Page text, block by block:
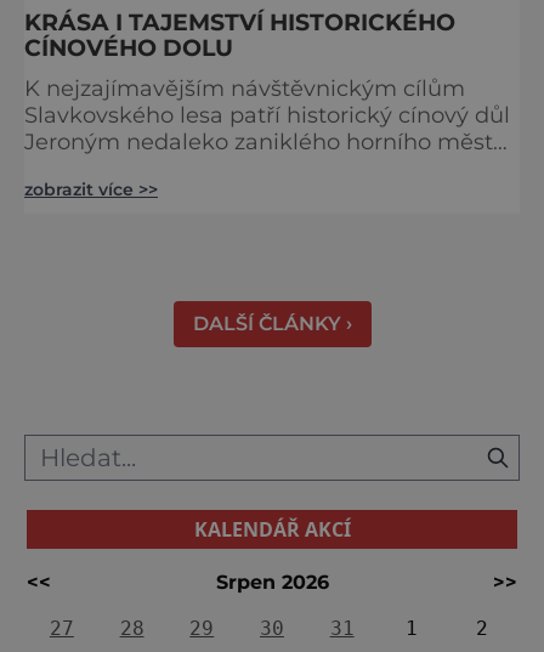
KRÁSA I TAJEMSTVÍ HISTORICKÉHO
CÍNOVÉHO DOLU
K nejzajímavějším návštěvnickým cílům
Slavkovského lesa patří historický cínový důl
Jeroným nedaleko zaniklého horního města
středověku. Národní kulturní památka je
práci tehdejších horníků. [gallery
ids="91631,91630,91632,91633,91634,91635,9
zobrazit více >>
DALŠÍ ČLÁNKY ›
KALENDÁŘ AKCÍ
<< Srpen 2026
>>
27
28 29 30 31 1
2